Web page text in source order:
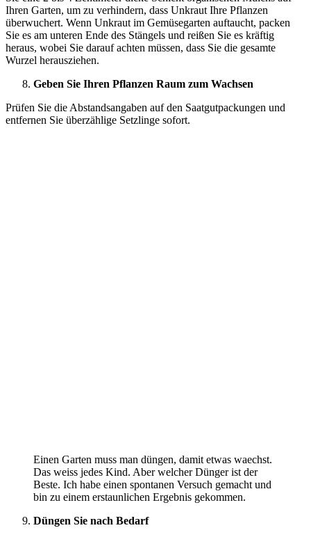
Ihren Garten, um zu verhindern, dass Unkraut Ihre Pflanzen
überwuchert. Wenn Unkraut im Gemüsegarten auftaucht, packen
Sie es am unteren Ende des Stängels und reißen Sie es kräftig
heraus, wobei Sie darauf achten müssen, dass Sie die gesamte
Wurzel herausziehen.
Geben Sie Ihren Pflanzen Raum zum Wachsen
Prüfen Sie die Abstandsangaben auf den Saatgutpackungen und
entfernen Sie überzählige Setzlinge sofort.
Einen Garten muss man düngen, damit etwas waechst.
Das weiss jedes Kind. Aber welcher Dünger ist der
Beste. Ich habe einen spontanen Versuch gemacht und
bin zu einem erstaunlichen Ergebnis gekommen.
Düngen Sie nach Bedarf